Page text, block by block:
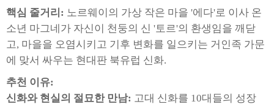
핵심 줄거리: 노르웨이의 가상 작은 마을 '에다'로 이사 온
소년 마그네가 자신이 천둥의 신 '토르'의 환생임을 깨닫
고, 마을을 오염시키고 기후 변화를 일으키는 거인족 가문
에 맞서 싸우는 현대판 북유럽 신화.
추천 이유:
신화와 현실의 절묘한 만남: 고대 신화를 10대들의 성장